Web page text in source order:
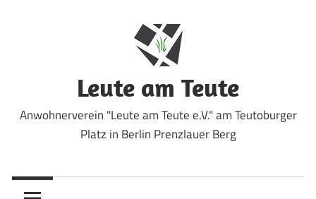
Leute am Teute
Anwohnerverein "Leute am Teute e.V." am Teutoburger
Platz in Berlin Prenzlauer Berg